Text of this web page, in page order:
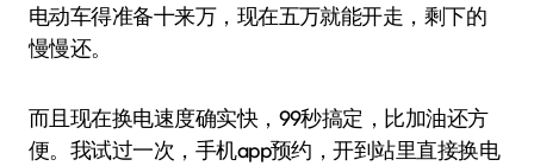
电动车得准备十来万，现在五万就能开走，剩下的
慢慢还。
而且现在换电速度确实快，99秒搞定，比加油还方
便。我试过一次，手机app预约，开到站里直接换电